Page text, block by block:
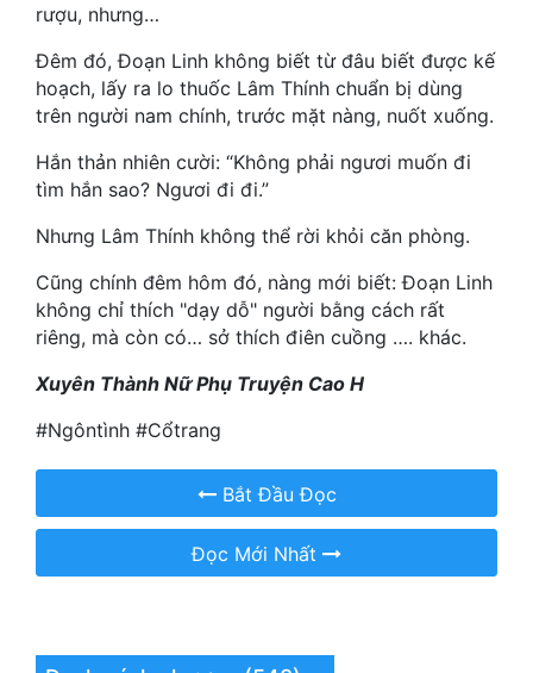
Phản Phái
Quan Trường
Quân Sự
Sủng
Trọng Sinh
rượu, nhưng…
Đêm đó, Đoạn Linh không biết từ đâu biết được kế
hoạch, lấy ra lo thuốc Lâm Thính chuẩn bị dùng
trên người nam chính, trước mặt nàng, nuốt xuống.
Hắn thản nhiên cười: “Không phải ngươi muốn đi
tìm hắn sao? Ngươi đi đi.”
Nhưng Lâm Thính không thể rời khỏi căn phòng.
Cũng chính đêm hôm đó, nàng mới biết: Đoạn Linh
không chỉ thích "dạy dỗ" người bằng cách rất
riêng, mà còn có… sở thích điên cuồng …. khác.
Xuyên Thành Nữ Phụ Truyện Cao H
#Ngôntình #Cổtrang
Bắt Đầu Đọc
Đọc Mới Nhất